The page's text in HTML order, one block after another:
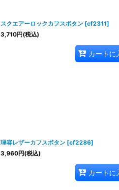
スクエアーロックカフスボタン [cf2311]
3,710円(税込)
カートに
理容レザーカフスボタン [cf2286]
3,960円(税込)
カートに